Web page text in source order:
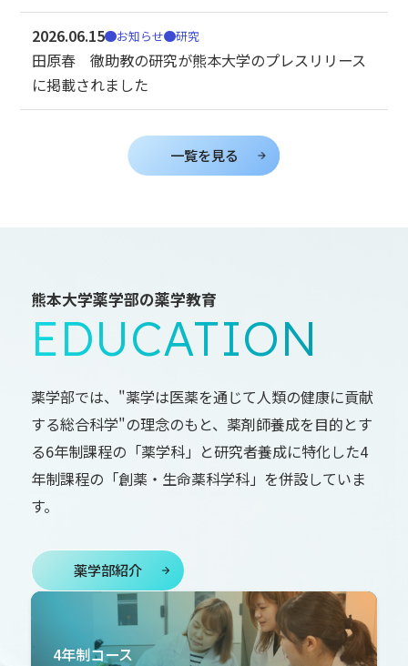
一覧を見る
2026.06.15 お知らせ 研究
田原春 徹助教の研究が熊本大学のプレスリリース
に掲載されました
熊本大学薬学部の薬学教育
EDUCATION
薬学部では、"薬学は医薬を通じて人類の健康に貢献
する総合科学"の理念のもと、薬剤師養成を目的とす
る6年制課程の「薬学科」と研究者養成に特化した4
年制課程の「創薬・生命薬科学科」を併設していま
す。
薬学部紹介
4年制コース